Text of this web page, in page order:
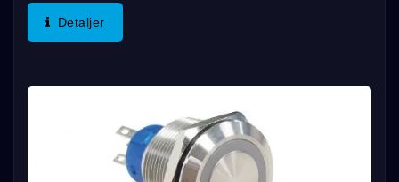
Ytterligare Funktioner Inkluderar En Rating På
IP67, SPDT Eller DPDT...
Detaljer